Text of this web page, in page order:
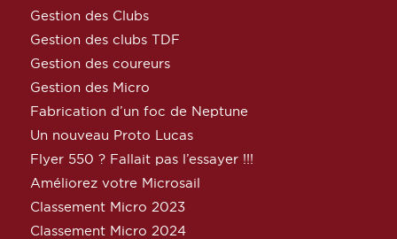
Gestion des Clubs
Gestion des clubs TDF
Gestion des coureurs
Gestion des Micro
Fabrication d’un foc de Neptune
Un nouveau Proto Lucas
Flyer 550 ? Fallait pas l’essayer !!!
Améliorez votre Microsail
Classement Micro 2023
Classement Micro 2024